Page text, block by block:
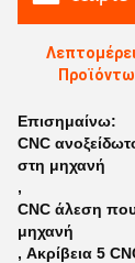
Επισημαίνω:
CNC
στη μηχανή
,
CNC άλεση
μηχανή
, Ακρίβεια 5